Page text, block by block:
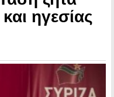
ηγεσίας